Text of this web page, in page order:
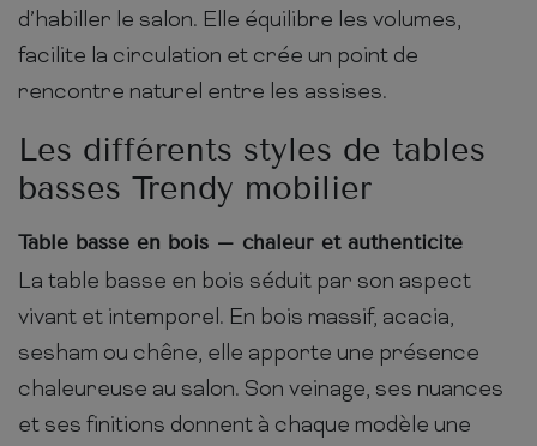
d’habiller le salon. Elle équilibre les volumes,
facilite la circulation et crée un point de
rencontre naturel entre les assises.
Les différents styles de tables
basses Trendy mobilier
Table basse en bois – chaleur et authenticité
La table basse en bois séduit par son aspect
vivant et intemporel. En bois massif, acacia,
sesham ou chêne, elle apporte une présence
chaleureuse au salon. Son veinage, ses nuances
et ses finitions donnent à chaque modèle une